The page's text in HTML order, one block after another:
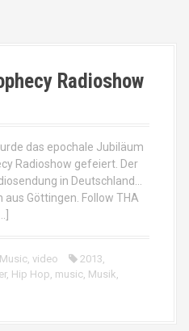
Radioshow
das epochale Jubiläum
Radioshow gefeiert. Der
in Deutschland…
aus Göttingen. Follow THA
Music, video 2013,
, Hip Hop, music, Musik,